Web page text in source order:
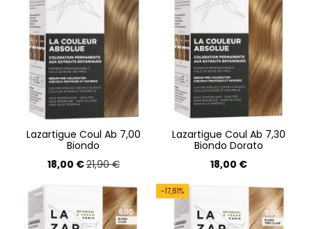
Lazartigue Coul Ab 7,00
Biondo
18,00 €21,90 €
Lazartigue Coul Ab 7,30
Biondo Dorato
18,00 €
-17,81%